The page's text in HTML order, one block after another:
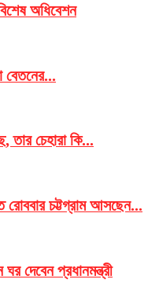
অধিবেশন
বেতনের...
তার চেহারা কি...
রোববার চট্টগ্রাম আসছেন...
দেবেন প্রধানমন্ত্রী